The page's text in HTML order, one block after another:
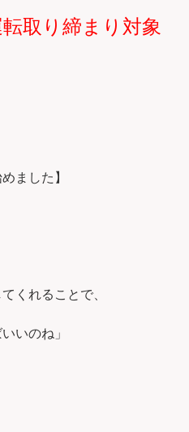
転取り締まり対象
ました】
くれることで、
いのね」